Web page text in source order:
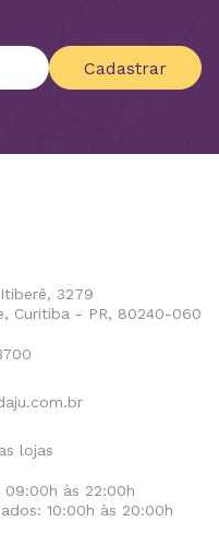
Cadastrar
3279
Curitiba - PR, 80240-060
lojas
09:00h às 22:00h
10:00h às 20:00h